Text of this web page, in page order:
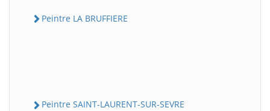
Peintre LA BRUFFIERE
Peintre SAINT-LAURENT-SUR-SEVRE